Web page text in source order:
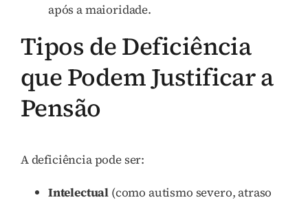
após a maioridade.
Tipos de Deficiência
que Podem Justificar a
Pensão
A deficiência pode ser:
Intelectual (como autismo severo, atraso